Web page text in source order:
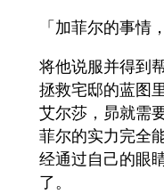
「加菲尔的事情
将他说服并得到
拯救宅邸的蓝图
艾尔莎，昴就需
菲尔的实力完全
经通过自己的眼
了。